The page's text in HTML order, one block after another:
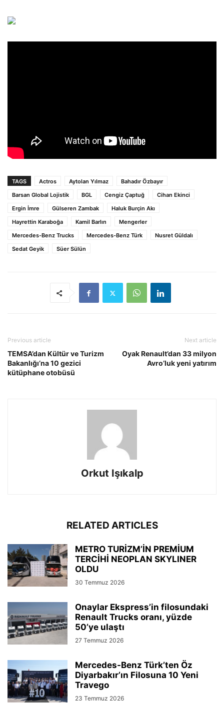
TAGS Actros Aytolan Yılmaz
Bahadır Özbayır
Barsan Global Lojistik
BGL Cengiz Çaptuğ
Cihan Ekinci
Ergin İmre
Gülseren Zambak
Haluk Burçin Akı
Hayrettin Karaboğa
Kamil Barlın
Mengerler
Mercedes-Benz Trucks
Mercedes-Benz Türk
Nusret Güldalı
Sedat Geyik
Süer Sülün
Previous article
TEMSA’dan Kültür ve Turizm
Bakanlığı’na 10 gezici
kütüphane otobüsü
Next article
Oyak Renault’dan 33 milyon
Avro’luk yeni yatırım
Orkut Işıkalp
RELATED ARTICLES
METRO TURİZM’İN PREMİUM
TERCİHİ NEOPLAN SKYLINER
OLDU
30 Temmuz 2026
Onaylar Ekspress’in filosundaki
Renault Trucks oranı, yüzde
50’ye ulaştı
27 Temmuz 2026
Mercedes-Benz Türk’ten Öz
Diyarbakır’ın Filosuna 10 Yeni
Travego
23 Temmuz 2026